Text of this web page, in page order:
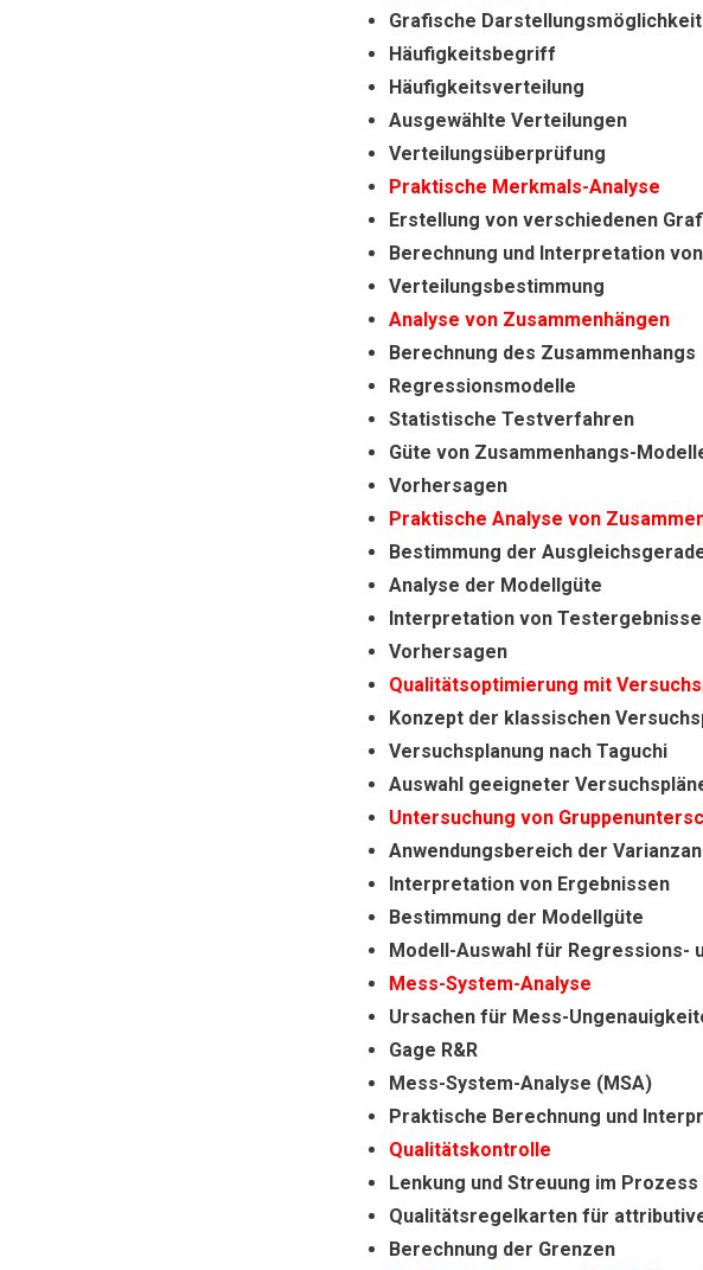
Grafische
Häufigkeitsbegriff
Häufigkeitsverteilung
Ausgewählte Verteilungen
Verteilungsüberprüfung
Praktische Merkmals-Analyse
Erstellung von verschiedenen
Berechnung und Interpretation
Verteilungsbestimmung
Analyse von Zusammenhängen
Berechnung des Zusammenhangs
Regressionsmodelle
Statistische Testverfahren
Güte von Zusammenhangs-
Vorhersagen
Praktische Analyse von
Bestimmung der
Analyse der Modellgüte
Interpretation von
Vorhersagen
Qualitätsoptimierung mit
Konzept der klassischen
Versuchsplanung nach Taguchi
Auswahl geeigneter
Untersuchung von
Anwendungsbereich der
Interpretation von Ergebnissen
Bestimmung der Modellgüte
Modell-Auswahl für Regressions-
Mess-System-Analyse
Ursachen für Mess-
Gage R&R
Mess-System-Analyse (MSA)
Praktische Berechnung und
Qualitätskontrolle
Lenkung und Streuung im Prozess
Qualitätsregelkarten für
Berechnung der Grenzen